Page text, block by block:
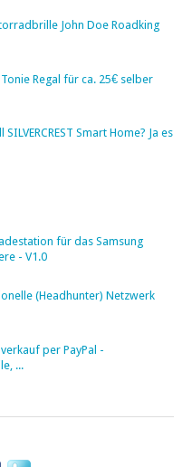
John Doe Roadking
Regal für ca. 25€ selber
Smart Home? Ja es
für das Samsung
- V1.0
(Headhunter) Netzwerk
per PayPal -
...